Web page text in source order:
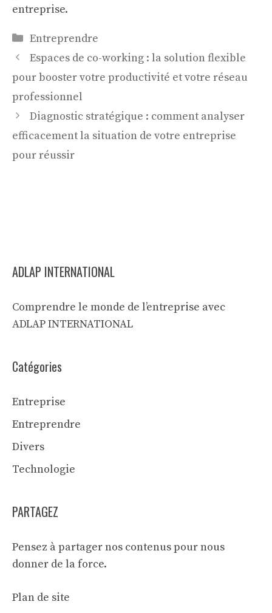
entreprise.
Catégories
Entreprendre
Espaces de co-working : la solution flexible
pour booster votre productivité et votre réseau
professionnel
Diagnostic stratégique : comment analyser
efficacement la situation de votre entreprise
pour réussir
ADLAP INTERNATIONAL
Comprendre le monde de l’entreprise avec
ADLAP INTERNATIONAL
Catégories
Entreprise
Entreprendre
Divers
Technologie
PARTAGEZ
Pensez à partager nos contenus pour nous
donner de la force.
Plan de site